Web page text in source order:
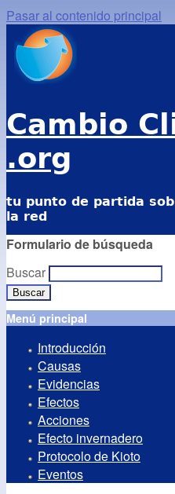
Pasar al contenido principal
Cambio
.org
tu punto de partida
la red
Formulario de búsqueda
Buscar
Menú principal
Introducción
Causas
Evidencias
Efectos
Acciones
Efecto invernadero
Protocolo de Kioto
Eventos